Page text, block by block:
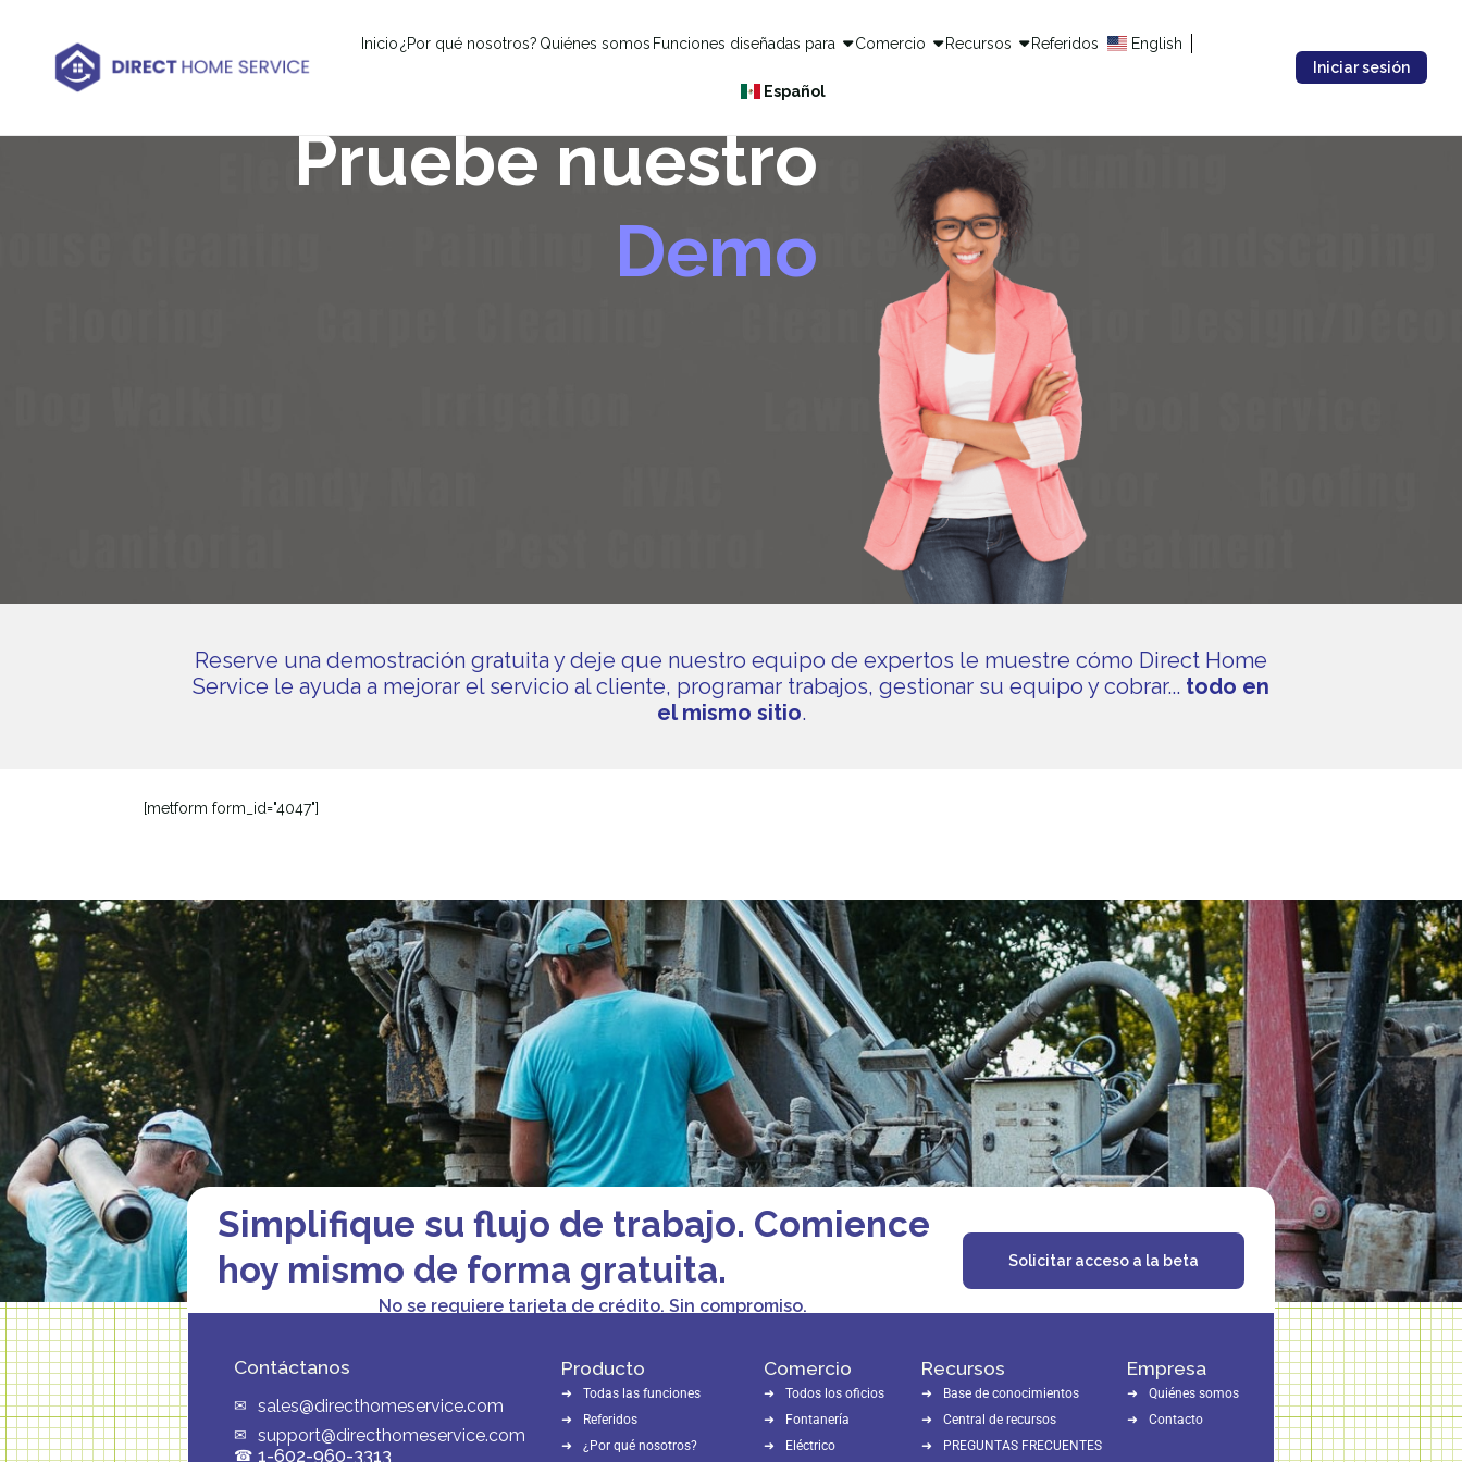
Inicio¿Por qué nosotros? Quiénes somos Funciones diseñadas para Comercio Recursos Referidos English
Español
Iniciar sesión
Pruebe nuestro
Demo
Reserve una demostración gratuita y deje que nuestro equipo de expertos le muestre cómo Direct Home
Service le ayuda a mejorar el servicio al cliente, programar trabajos, gestionar su equipo y cobrar... todo en
el mismo sitio.
[metform form_id="4047"]
Simplifique su flujo de trabajo. Comience
hoy mismo de forma gratuita.
No se requiere tarjeta de crédito. Sin compromiso.
Solicitar acceso a la beta
Contáctanos
sales@directhomeservice.com
support@directhomeservice.com
1-602-960-3313
Producto
Todas las funciones
Referidos
¿Por qué nosotros?
Comercio
Todos los oficios
Fontanería
Eléctrico
Recursos
Base de conocimientos
Central de recursos
PREGUNTAS FRECUENTES
Empresa
Quiénes somos
Contacto